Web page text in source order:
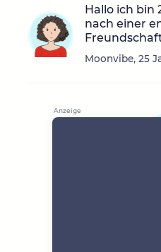
Hallo ich bin
nach einer
Moonvibe, 25